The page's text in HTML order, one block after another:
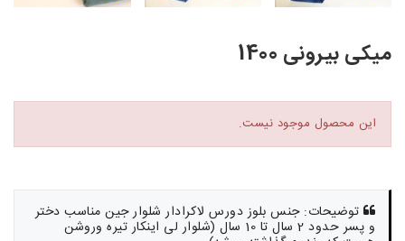
میکی بیرونی 1400
این محصول موجود نیست.
توضیحات: جنس بلوز دورس لاکرادار شلوار جین مناسب دختر
و پسر حدود 2 سال تا 10 سال (شلوار لی اینکار تیره وروشن